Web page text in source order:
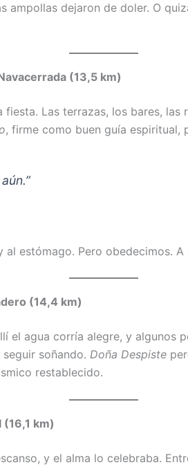
ampollas dejaron de doler. O
(13,5 km)
fiesta. Las terrazas, los bares,
, firme como buen guía espiritual,
al estómago. Pero obedecimos.
(14,4 km)
el agua corría alegre, y algunos
soñando. Doña Despiste
restablecido.
(16,1 km)
y el alma lo celebraba.